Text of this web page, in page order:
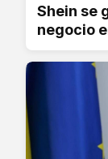
Shein se
negocio